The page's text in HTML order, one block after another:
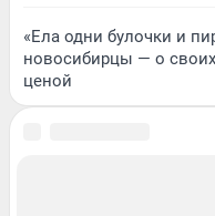
«Ела одни булочки и
новосибирцы — о
ценой